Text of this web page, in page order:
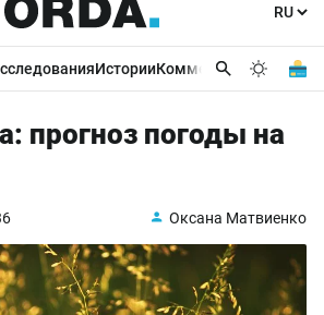
ИсторииКомментарииБизнес
прогноз погоды на
Оксана Матвиенко